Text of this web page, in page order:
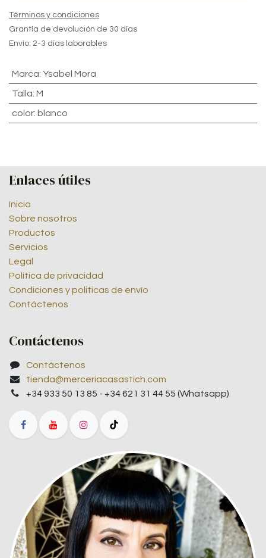
Términos y condiciones
Grantía de devolución de 30 días
Envío: 2-3 días laborables
Marca: Ysabel Mora
Talla: M
color: blanco
Enlaces útiles
Inicio
Sobre nosotros
Productos
Servicios
Legal
Política de privacidad
Condiciones y politicas de envío
Contáctenos
Contáctenos
Contáctenos
tienda@merceriacasastich.com
+34 933 50 13 85 - +34 621 31 44 55 (Whatsapp)